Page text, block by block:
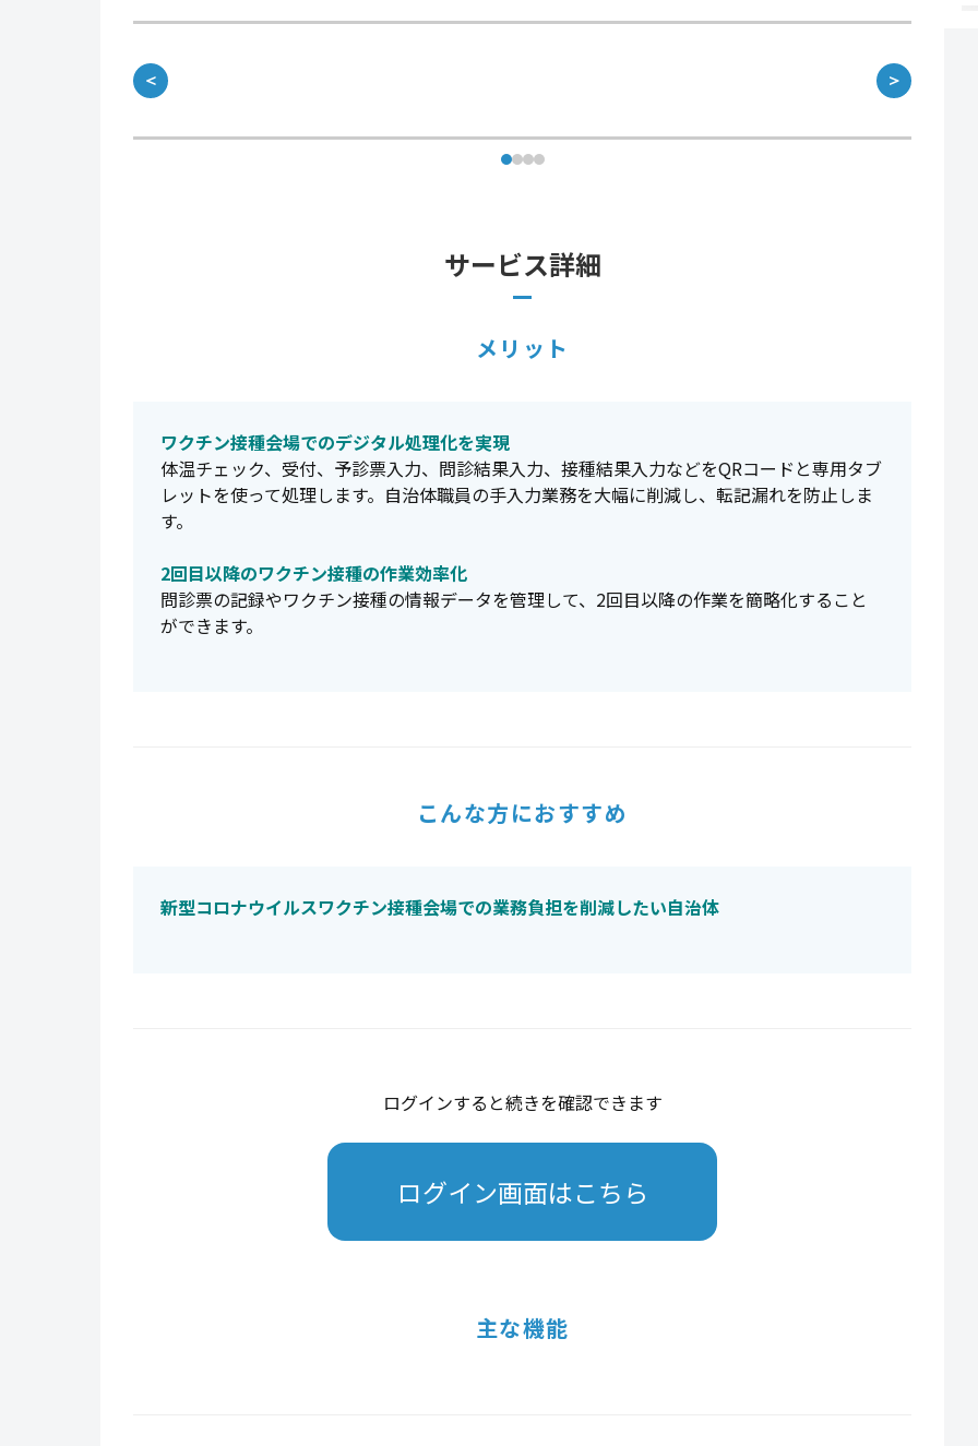
＜ ＞
サービス詳細
メリット
ワクチン接種会場でのデジタル処理化を実現
体温チェック、受付、予診票入力、問診結果入力、接種結果入力などをQRコードと専用タブ
レットを使って処理します。自治体職員の手入力業務を大幅に削減し、転記漏れを防止しま
す。
2回目以降のワクチン接種の作業効率化
問診票の記録やワクチン接種の情報データを管理して、2回目以降の作業を簡略化すること
ができます。
こんな方におすすめ
新型コロナウイルスワクチン接種会場での業務負担を削減したい自治体
ログインすると続きを確認できます
ログイン画面はこちら
主な機能